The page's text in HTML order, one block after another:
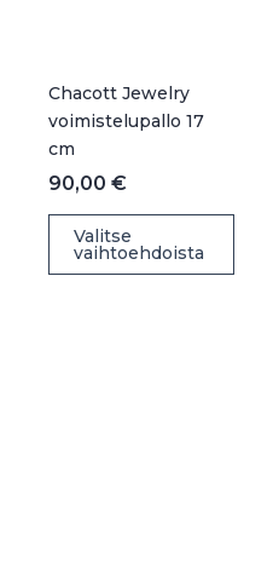
Chacott Jewelry
voimistelupallo 17
cm
90,00 €
Valitse
vaihtoehdoista
Tällä